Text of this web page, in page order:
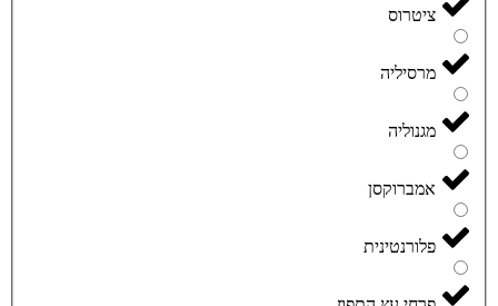
ציטרוס
מרסיליה
מגנוליה
אמברוקסן
פלורנטינית